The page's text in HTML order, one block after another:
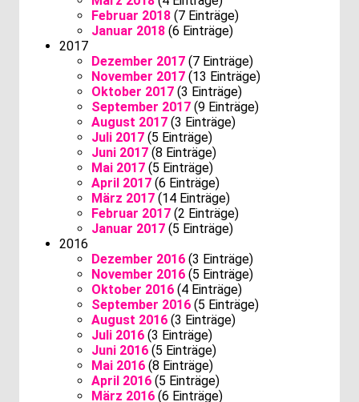
Februar 2018 (7 Einträge)
Januar 2018 (6 Einträge)
2017
Dezember 2017 (7 Einträge)
November 2017 (13 Einträge)
Oktober 2017 (3 Einträge)
September 2017 (9 Einträge)
August 2017 (3 Einträge)
Juli 2017 (5 Einträge)
Juni 2017 (8 Einträge)
Mai 2017 (5 Einträge)
April 2017 (6 Einträge)
März 2017 (14 Einträge)
Februar 2017 (2 Einträge)
Januar 2017 (5 Einträge)
2016
Dezember 2016 (3 Einträge)
November 2016 (5 Einträge)
Oktober 2016 (4 Einträge)
September 2016 (5 Einträge)
August 2016 (3 Einträge)
Juli 2016 (3 Einträge)
Juni 2016 (5 Einträge)
Mai 2016 (8 Einträge)
April 2016 (5 Einträge)
März 2016 (6 Einträge)